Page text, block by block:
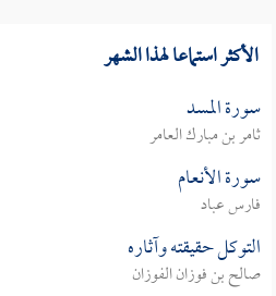
الأكثر استماعا لهذا الشهر
سورة المسد
ثامر بن مبارك العامر
سورة الأنعام
فارس عباد
التوكل حقيقته وآثاره
صالح بن فوزان الفوزان